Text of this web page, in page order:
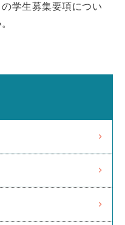
学生募集要項につい